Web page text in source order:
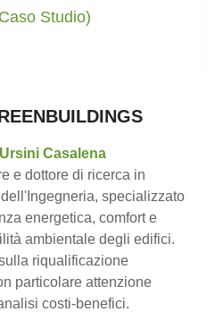
Studio)
Casalena
e dottore di ricerca in
specializzato
energetica, comfort e
ambientale degli edifici.
riqualificazione
particolare attenzione
costi-benefici.